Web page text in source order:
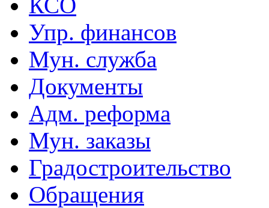
Упр. финансов
Мун. служба
Документы
Адм. реформа
Мун. заказы
Градостроительство
Обращения